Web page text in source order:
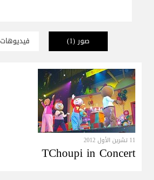
صور(1) فيديوهات
11 تشرين الأول 2012
TChoupi in Concert